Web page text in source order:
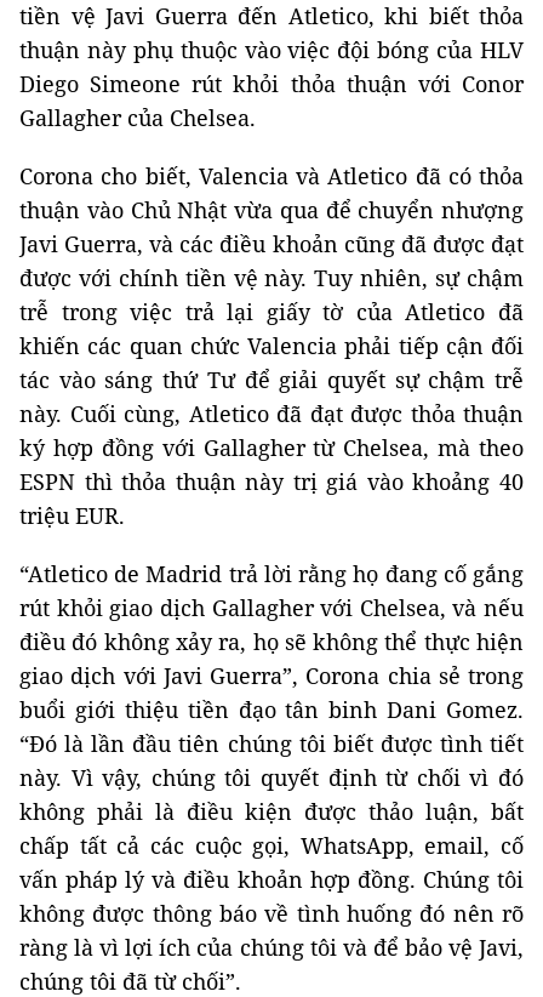
tiền vệ Javi Guerra đến Atletico, khi biết thỏa
thuận này phụ thuộc vào việc đội bóng của HLV
Diego Simeone rút khỏi thỏa thuận với Conor
Gallagher của Chelsea.
Corona cho biết, Valencia và Atletico đã có thỏa
thuận vào Chủ Nhật vừa qua để chuyển nhượng
Javi Guerra, và các điều khoản cũng đã được đạt
được với chính tiền vệ này. Tuy nhiên, sự chậm
trễ trong việc trả lại giấy tờ của Atletico đã
khiến các quan chức Valencia phải tiếp cận đối
tác vào sáng thứ Tư để giải quyết sự chậm trễ
này. Cuối cùng, Atletico đã đạt được thỏa thuận
ký hợp đồng với Gallagher từ Chelsea, mà theo
ESPN thì thỏa thuận này trị giá vào khoảng 40
triệu EUR.
“Atletico de Madrid trả lời rằng họ đang cố gắng
rút khỏi giao dịch Gallagher với Chelsea, và nếu
điều đó không xảy ra, họ sẽ không thể thực hiện
giao dịch với Javi Guerra”, Corona chia sẻ trong
buổi giới thiệu tiền đạo tân binh Dani Gomez.
“Đó là lần đầu tiên chúng tôi biết được tình tiết
này. Vì vậy, chúng tôi quyết định từ chối vì đó
không phải là điều kiện được thảo luận, bất
chấp tất cả các cuộc gọi, WhatsApp, email, cố
vấn pháp lý và điều khoản hợp đồng. Chúng tôi
không được thông báo về tình huống đó nên rõ
ràng là vì lợi ích của chúng tôi và để bảo vệ Javi,
chúng tôi đã từ chối”.